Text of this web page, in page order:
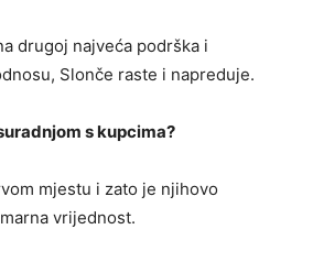
drugoj najveća podrška i
Slonče raste i napreduje.
s kupcima?
mjestu i zato je njihovo
vrijednost.